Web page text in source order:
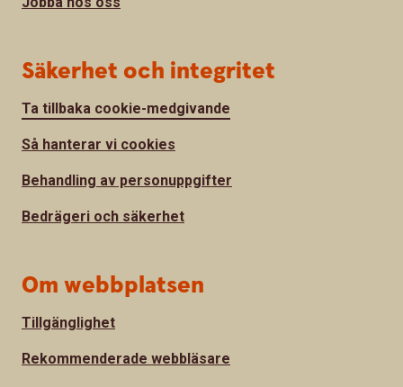
Säkerhet och integritet
Ta tillbaka cookie-medgivande
Så hanterar vi cookies
Behandling av personuppgifter
Bedrägeri och säkerhet
Om webbplatsen
Tillgänglighet
Rekommenderade webbläsare